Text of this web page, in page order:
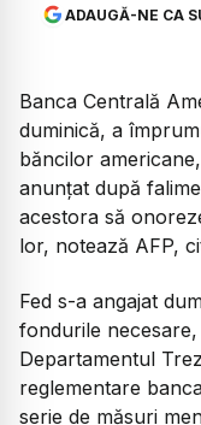
ADAUGĂ-NE CA
Banca Centrală
duminică, a
băncilor
anunţat după
acestora să
lor, notează AFP,
Fed s-a angajat
fondurile
Departamentul
reglementare
serie de măsuri